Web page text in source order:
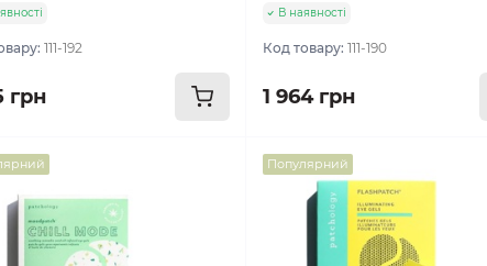
111-192
грн
В наявності
Код товару:111-190
1 964 грн
Популярний